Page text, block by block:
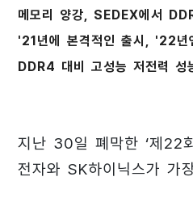
메모리 양강, SEDEX에서
'21년에 본격적인 출시, '22년
DDR4 대비 고성능 저전력 성
지난 30일 폐막한 ‘제22
전자와 SK하이닉스가 가